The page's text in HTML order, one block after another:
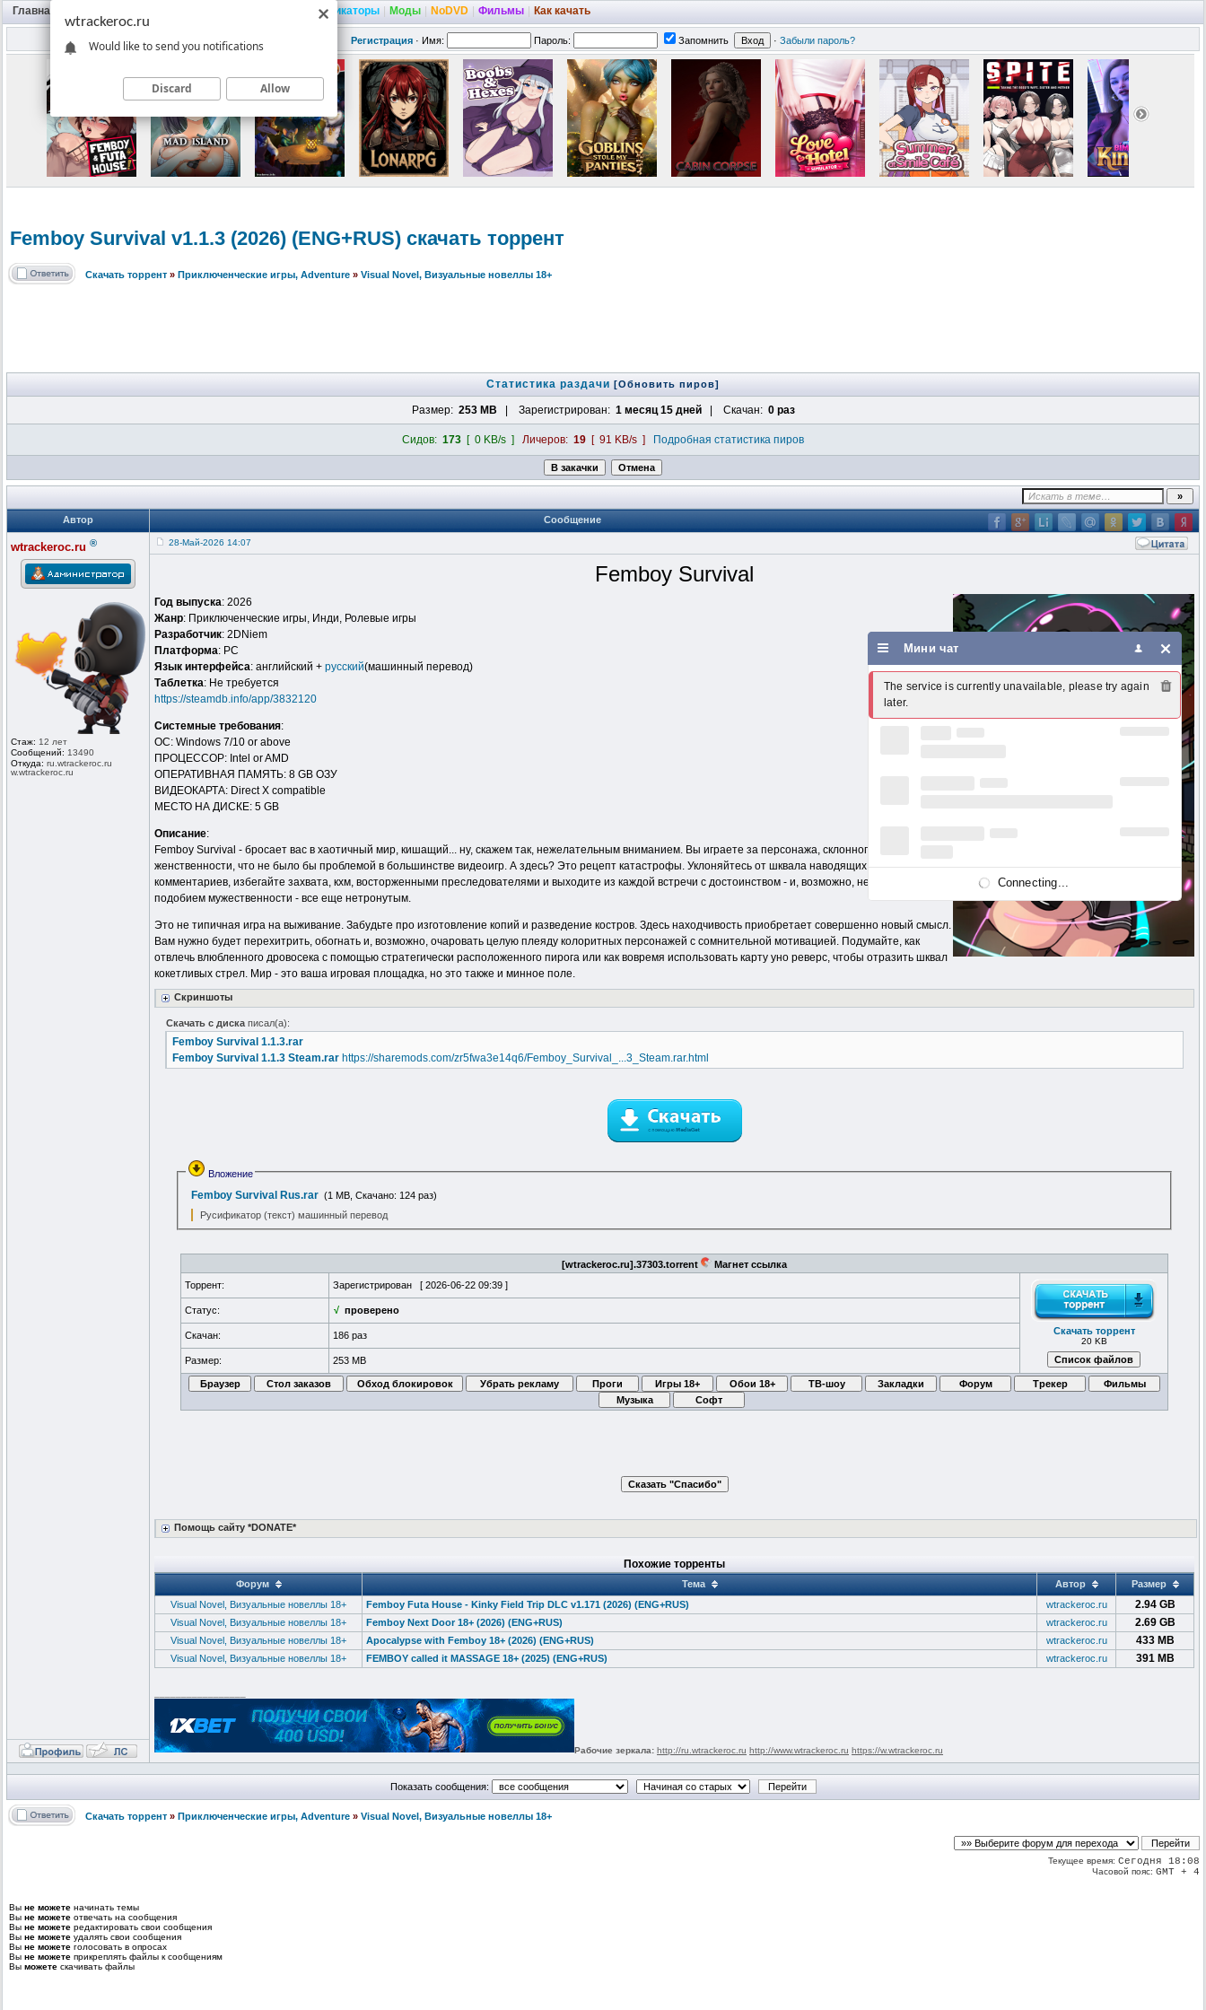
Главная Русификаторы Моды NoDVD Фильмы Как качать
Регистрация · Имя: Пароль: Запомнить · Забыли пароль?
Femboy Survival v1.1.3 (2026) (ENG+RUS) скачать торрент
Скачать торрент » Приключенческие игры, Adventure » Visual Novel, Визуальные новеллы 18+
Статистика раздачи [Обновить пиров]
Размер: 253 MB | Зарегистрирован: 1 месяц 15 дней| Скачан: 0 раз
Сидов: 173 [ 0 KB/s ] Личеров: 19 [ 91 KB/s ] Подробная статистика пиров
Автор Сообщение
wtrackeroc.ru ®
Стаж: 12 лет
Сообщений: 13490
Откуда: ru.wtrackeroc.ru
w.wtrackeroc .ru
28-Май-2026 14:07
Femboy Survival
Год выпуска: 2026
Жанр: Приключенческие игры, Инди, Ролевые игры
Разработчик: 2DNiem
Платформа: PC
Язык интерфейса: английский + русский(машинный перевод)
Таблeтка: Не требуется
https://steamdb.info/app/3832120
Системные требования:
ОС: Windows 7/10 or above
ПРОЦЕССОР: Intel or AMD
ОПЕРАТИВНАЯ ПАМЯТЬ: 8 GB ОЗУ
ВИДЕОКАРТА: Direct X compatible
МЕСТО НА ДИСКЕ: 5 GB
Описание:
Femboy Survival - бросает вас в хаотичный мир, кишащий... ну, скажем так, нежелательным вниманием. Вы играете за персонажа, склонного к
женственности, что не было бы проблемой в большинстве видеоигр. А здесь? Это рецепт катастрофы. Уклоняйтесь от шквала наводящих на мысль
комментариев, избегайте захвата, кхм, восторженными преследователями и выходите из каждой встречи с достоинством - и, возможно, некоторым
подобием мужественности - все еще нетронутым.
Это не типичная игра на выживание. Забудьте про изготовление копий и разведение костров. Здесь находчивость приобретает совершенно новый смысл.
Вам нужно будет перехитрить, обогнать и, возможно, очаровать целую плеяду колоритных персонажей с сомнительной мотивацией. Подумайте, как
отвлечь влюбленного дровосека с помощью стратегически расположенного пирога или как вовремя использовать карту уно реверс, чтобы отразить шквал
кокетливых стрел. Мир - это ваша игровая площадка, но это также и минное поле.
Скриншоты
Скачать с дискаписал(а):
Femboy Survival 1.1.3.rar
Femboy Survival 1.1.3 Steam.rar https://sharemods.com/zr5fwa3e14q6/Femboy_Survival_...3_Steam.rar.html
Вложение
Femboy Survival Rus.rar (1 MB, Скачано: 124 раз)
Русификатор (текст) машинный перевод
[wtrackeroc.ru].37303.torrent
Магнет ссылка
Торрент:
Зарегистрирован [ 2026-06-22 09:39 ]
Скачать торрент
20 KB
Статус: √ проверено
Скачан: 186 раз
Размер: 253 MB
Помощь сайту *DONATE*
Похожие торренты
Форум Тема Автор
Размер
Visual Novel, Визуальные новеллы 18+
Femboy Futa House - Kinky Field Trip DLC v1.171 (2026) (ENG+RUS) wtrackeroc.ru 2.94 GB
Visual Novel, Визуальные новеллы 18+ Femboy Next Door 18+ (2026) (ENG+RUS) wtrackeroc.ru 2.69 GB
Visual Novel, Визуальные новеллы 18+ Apocalypse with Femboy 18+ (2026) (ENG+RUS) wtrackeroc.ru 433 MB
Visual Novel, Визуальные новеллы 18+ FEMBOY called it MASSAGE 18+ (2025) (ENG+RUS) wtrackeroc.ru 391 MB
Рабочие зеркала: http://ru.wtrackeroc.ru http://www.wtrackeroc.ru https://w.wtrackeroc.ru
Показать сообщения:
Скачать торрент » Приключенческие игры, Adventure » Visual Novel, Визуальные новеллы 18+
Текущее время: Сегодня 18:08
Часовой пояс: GMT + 4
Вы не можете начинать темы
Вы не можете отвечать на сообщения
Вы не можете редактировать свои сообщения
Вы не можете удалять свои сообщения
Вы не можете голосовать в опросах
Вы не можете прикреплять файлы к сообщениям
Вы можете скачивать файлы
Мини чат
The service is currently unavailable, please try again
later.
Connecting...
wtrackeroc.ru
Would like to send you notifications
Discard Allow